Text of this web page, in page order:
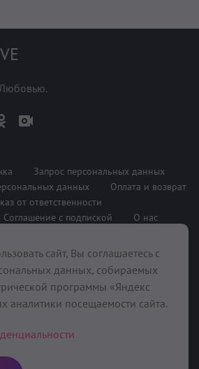
Запрос персональных данных
данных
Оплата и возврат
от ответственности
Соглашение с подпиской О нас
поддержке
сайт, Вы соглашаетесь с
данных, собираемых
программы «Яндекс
аналитики посещаемости сайта.